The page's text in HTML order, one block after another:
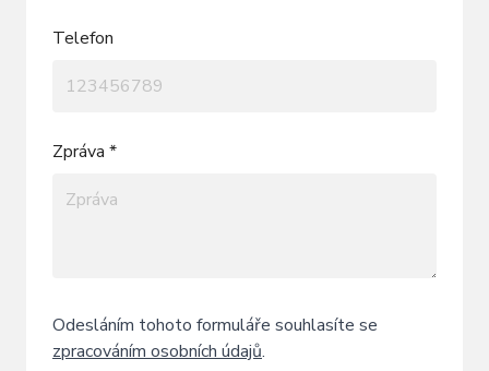
Telefon
Zpráva *
Odesláním tohoto formuláře souhlasíte se
zpracováním osobních údajů.